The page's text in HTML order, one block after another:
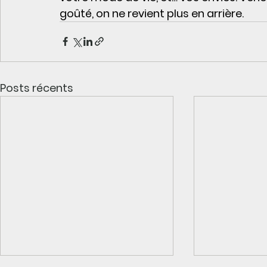
goûté, on ne revient plus en arrière.
Posts récents